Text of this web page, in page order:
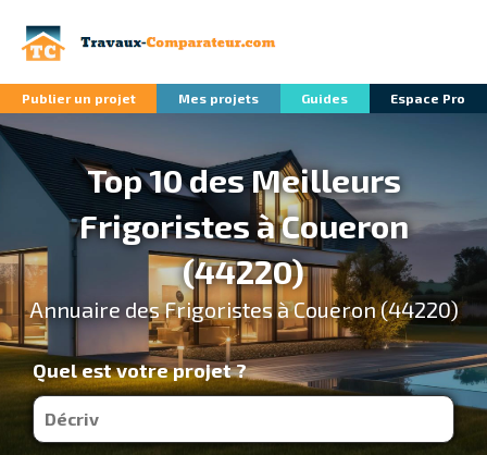
Publier un projet Mes projets Guides Espace Pro
Top 10 des Meilleurs
Frigoristes à Coueron
(44220)
Annuaire des Frigoristes à Coueron (44220)
Quel est votre projet ?